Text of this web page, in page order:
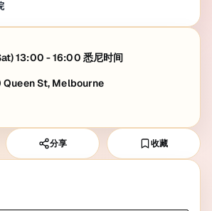
13:00 - 16:00 悉尼时间
Queen St, Melbourne
分享 收藏